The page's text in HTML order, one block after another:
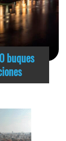
buques